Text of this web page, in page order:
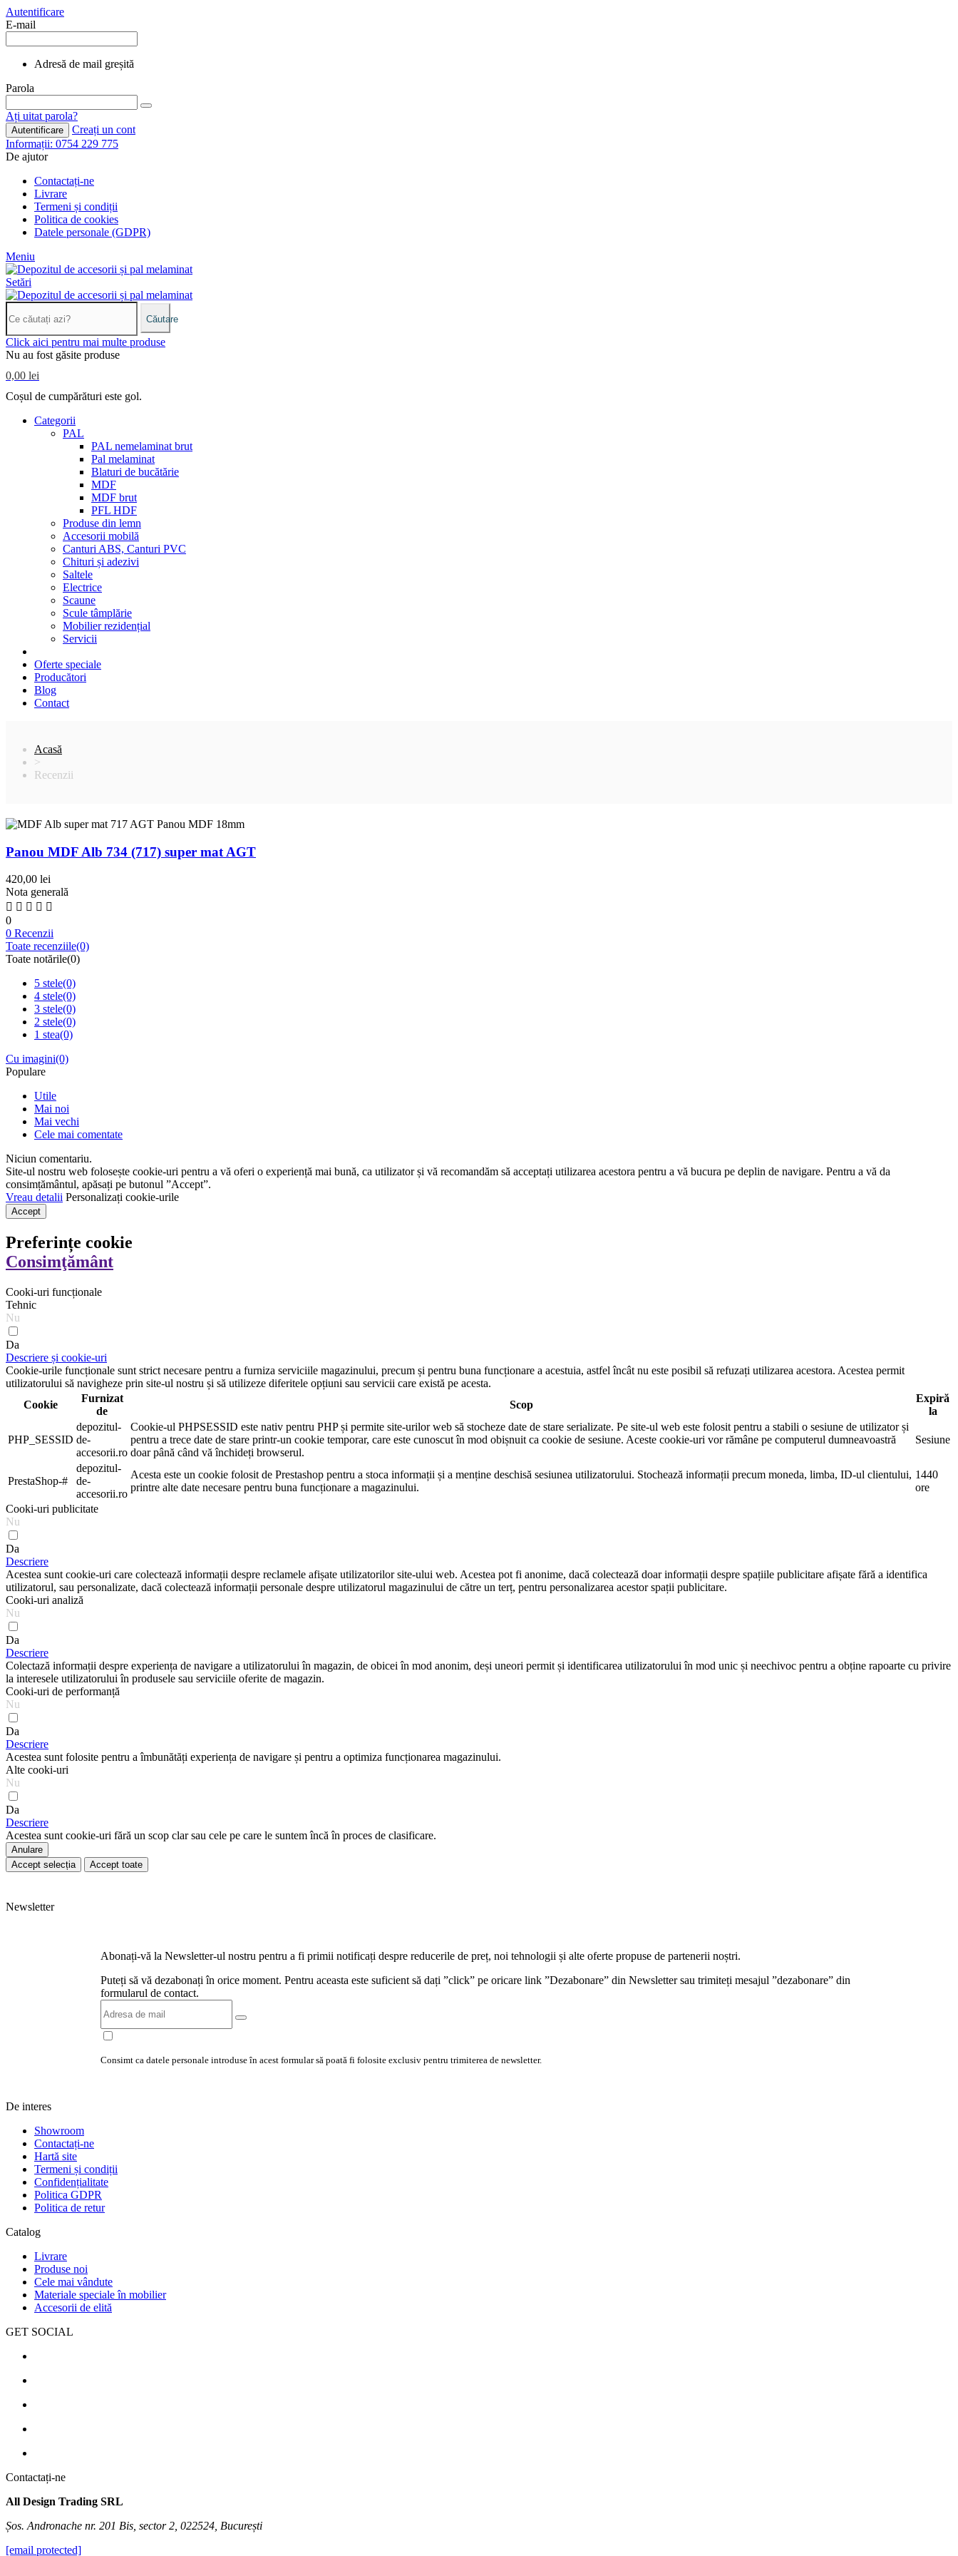
Autentificare
E-mail
Adresă de mail greșită
Parola
Ați uitat parola?
Autentificare
Creați un cont
Informații: 0754 229 775
De ajutor
Contactați-ne
Livrare
Termeni și condiții
Politica de cookies
Datele personale (GDPR)
Meniu
Setări
Căutare
Click aici pentru mai multe produse
Nu au fost găsite produse
0,00 lei
Coșul de cumpărături este gol.
Categorii
PAL
PAL nemelaminat brut
Pal melaminat
Blaturi de bucătărie
MDF
MDF brut
PFL HDF
Produse din lemn
Accesorii mobilă
Canturi ABS, Canturi PVC
Chituri și adezivi
Saltele
Electrice
Scaune
Scule tâmplărie
Mobilier rezidențial
Servicii
Oferte speciale
Producători
Blog
Contact
Acasă
>
Recenzii
Panou MDF Alb 734 (717) super mat AGT
420,00 lei
Nota generală
0
0 Recenzii
Toate recenziile(0)
Toate notările(0)
5 stele(0)
4 stele(0)
3 stele(0)
2 stele(0)
1 stea(0)
Cu imagini(0)
Populare
Utile
Mai noi
Mai vechi
Cele mai comentate
Niciun comentariu.
Site-ul nostru web folosește cookie-uri pentru a vă oferi o experiență mai bună, ca utilizator și vă recomandăm să acceptați utilizarea acestora pentru a vă bucura pe deplin de navigare. Pentru a vă da
consimțământul, apăsați pe butonul ”Accept”.
Vreau detalii Personalizați cookie-urile
Accept
Preferințe cookie
Consimţământ
Cooki-uri funcționale
Tehnic
Nu
Da
Descriere și cookie-uri
Cookie-urile funcționale sunt strict necesare pentru a furniza serviciile magazinului, precum și pentru buna funcționare a acestuia, astfel încât nu este posibil să refuzați utilizarea acestora. Acestea permit
utilizatorului să navigheze prin site-ul nostru și să utilizeze diferitele opțiuni sau servicii care există pe acesta.
Cookie
Furnizat
de
Scop
Expiră
la
PHP_SESSID
depozitul-
de-
accesorii.ro
Cookie-ul PHPSESSID este nativ pentru PHP și permite site-urilor web să stocheze date de stare serializate. Pe site-ul web este folosit pentru a stabili o sesiune de utilizator și
pentru a trece date de stare printr-un cookie temporar, care este cunoscut în mod obișnuit ca cookie de sesiune. Aceste cookie-uri vor rămâne pe computerul dumneavoastră
doar până când vă închideți browserul.
Sesiune
PrestaShop-#
depozitul-
de-
accesorii.ro
Acesta este un cookie folosit de Prestashop pentru a stoca informații și a menține deschisă sesiunea utilizatorului. Stochează informații precum moneda, limba, ID-ul clientului,
printre alte date necesare pentru buna funcționare a magazinului.
1440
ore
Cooki-uri publicitate
Nu
Da
Descriere
Acestea sunt cookie-uri care colectează informații despre reclamele afișate utilizatorilor site-ului web. Acestea pot fi anonime, dacă colectează doar informații despre spațiile publicitare afișate fără a identifica
utilizatorul, sau personalizate, dacă colectează informații personale despre utilizatorul magazinului de către un terț, pentru personalizarea acestor spații publicitare.
Cooki-uri analiză
Nu
Da
Descriere
Colectază informații despre experiența de navigare a utilizatorului în magazin, de obicei în mod anonim, deși uneori permit și identificarea utilizatorului în mod unic și neechivoc pentru a obține rapoarte cu privire
la interesele utilizatorului în produsele sau serviciile oferite de magazin.
Cooki-uri de performanță
Nu
Da
Descriere
Acestea sunt folosite pentru a îmbunătăți experiența de navigare și pentru a optimiza funcționarea magazinului.
Alte cooki-uri
Nu
Da
Descriere
Acestea sunt cookie-uri fără un scop clar sau cele pe care le suntem încă în proces de clasificare.
Anulare
Accept selecția
Accept toate
Newsletter
Abonați-vă la Newsletter-ul nostru pentru a fi primii notificați despre reducerile de preț, noi tehnologii și alte oferte propuse de partenerii noștri.
Puteți să vă dezabonați în orice moment. Pentru aceasta este suficient să dați ”click” pe oricare link ”Dezabonare” din Newsletter sau trimiteți mesajul ”dezabonare” din
formularul de contact.
Consimt ca datele personale introduse în acest formular să poată fi folosite exclusiv pentru trimiterea de newsletter.
De interes
Showroom
Contactați-ne
Hartă site
Termeni și condiții
Confidențialitate
Politica GDPR
Politica de retur
Catalog
Livrare
Produse noi
Cele mai vândute
Materiale speciale în mobilier
Accesorii de elită
GET SOCIAL
Contactați-ne
All Design Trading SRL
Șos. Andronache nr. 201 Bis, sector 2, 022524, București
[email protected]